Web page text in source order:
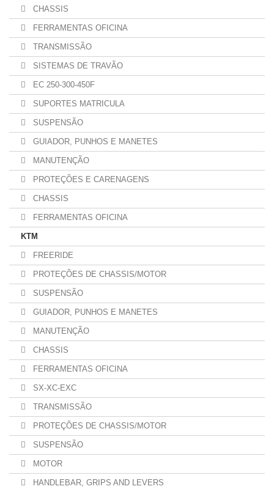
CHASSIS
FERRAMENTAS OFICINA
TRANSMISSÃO
SISTEMAS DE TRAVÃO
EC 250-300-450F
SUPORTES MATRICULA
SUSPENSÃO
GUIADOR, PUNHOS E MANETES
MANUTENÇÃO
PROTEÇÕES E CARENAGENS
CHASSIS
FERRAMENTAS OFICINA
KTM
FREERIDE
PROTEÇÕES DE CHASSIS/MOTOR
SUSPENSÃO
GUIADOR, PUNHOS E MANETES
MANUTENÇÃO
CHASSIS
FERRAMENTAS OFICINA
SX-XC-EXC
TRANSMISSÃO
PROTEÇÕES DE CHASSIS/MOTOR
SUSPENSÃO
MOTOR
HANDLEBAR, GRIPS AND LEVERS